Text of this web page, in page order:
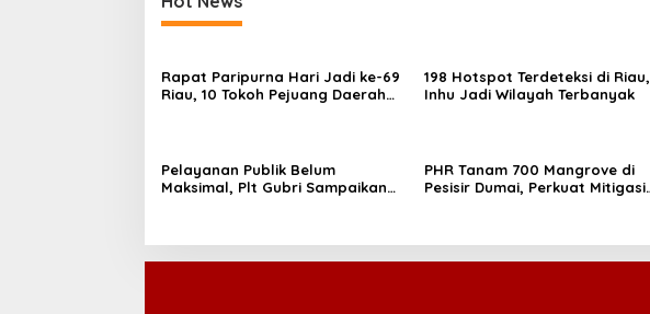
Rapat Paripurna Hari Jadi ke-69
Riau, 10 Tokoh Pejuang Daerah
198 Hotspot Terdeteksi di Riau,
Inhu Jadi Wilayah Terbanyak
Pelayanan Publik Belum
Maksimal, Plt Gubri Sampaikan
PHR Tanam 700 Mangrove di
Pesisir Dumai, Perkuat Mitigasi